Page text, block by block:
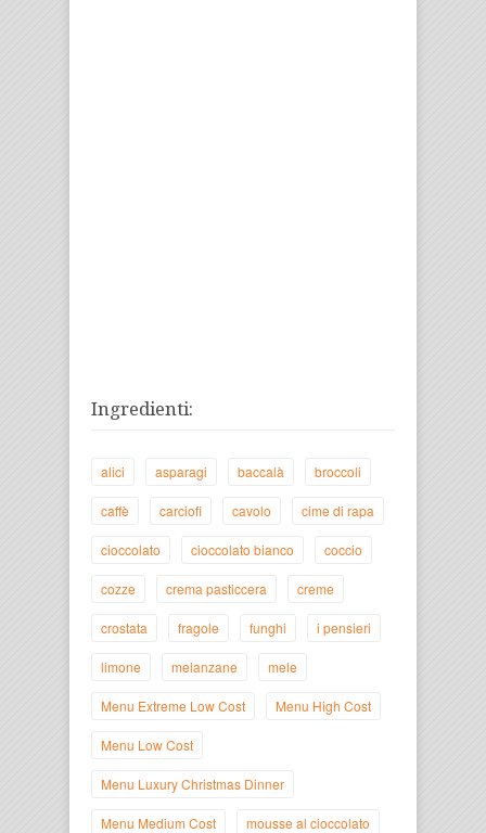
Ingredienti:
alici asparagi baccalà broccoli
caffè carciofi cavolo cime di rapa
cioccolato cioccolato bianco coccio
cozze crema pasticcera creme
crostata fragole funghi i pensieri
limone melanzane mele
Menu Extreme Low Cost Menu High Cost
Menu Low Cost
Menu Luxury Christmas Dinner
Menu Medium Cost mousse al cioccolato